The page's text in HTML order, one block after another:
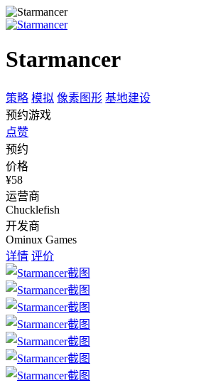
Starmancer
策略 模拟 像素图形 基地建设
预约游戏
点赞
预约
价格
¥58
运营商
Chucklefish
开发商
Ominux Games
详情 评价